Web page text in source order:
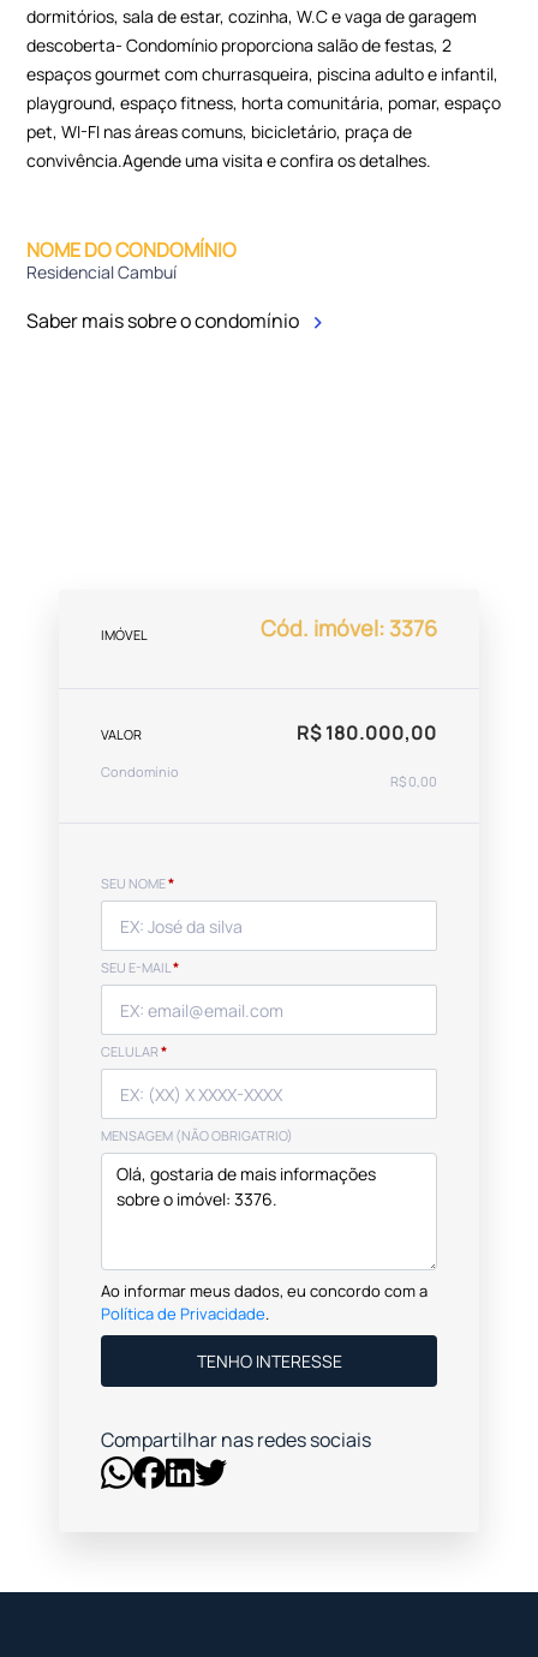
dormitórios, sala de estar, cozinha, W.C e vaga de garagem
descoberta- Condomínio proporciona salão de festas, 2
espaços gourmet com churrasqueira, piscina adulto e infantil,
playground, espaço fitness, horta comunitária, pomar, espaço
pet, WI-FI nas áreas comuns, bicicletário, praça de
convivência.Agende uma visita e confira os detalhes.
NOME DO CONDOMÍNIO
Residencial Cambuí
Saber mais sobre o condomínio
IMÓVEL Cód. imóvel: 3376
VALOR R$ 180.000,00
Condomínio
R$ 0,00
SEU NOME*
SEU E-MAIL*
CELULAR *
MENSAGEM (NÃO OBRIGATRIO)
Ao informar meus dados, eu concordo com a
Política de Privacidade.
TENHO INTERESSE
Compartilhar nas redes sociais